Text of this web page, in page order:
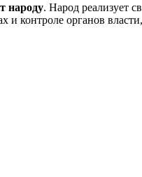
народу. Народ реализует
контроле органов